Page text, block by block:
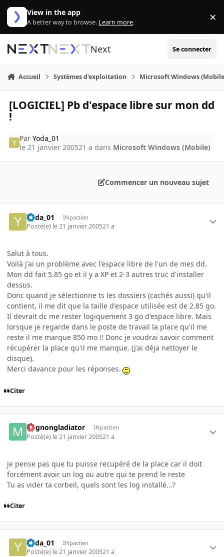
Aller au contenu
View in the app
A better way to browse. Learn more. ×
Next Se connecter
Accueil Systèmes d'exploitation Microsoft Windows
[LOGICIEL] Pb d'espace libre sur mon dd
!
ParYoda_01
le 21 janvier 200521 a dans Microsoft Windows (Mobile)
Commencer un nouveau sujet
Yoda_01 INpactien
Posté(e) le 21 janvier 200521 a
Salut à tous.
Voilà j'ai un problème avec l'espace libre de l'un de mes dd.
Mon dd fait 5.85 go et il y a XP et 2-3 autres truc d'installer
dessus.
Donc quand je sélectionne ts les dossiers (cachés aussi) qu'il
contient, il me dit que la taille d'espace utilisée est de 2.85 go.
Il devrait dc me rester logiquement 3 go d'espace libre. Mais
lorsque je regarde dans le poste de travail la place qu'il me
reste il me marque 850 mo !! Donc je voudrai savoir comment
récupérer la place qu'il me manque. (J'ai déja nettoyer le
disque).
Merci davance pour les réponses.
Citer
mignongladiator INpactien
Posté(e) le 21 janvier 200521 a
je pense pas que tu puisse recupéré de la place car il doit
forcément avoir un log ou autre qui te prend le reste
Tu as vider ta corbeil, quels sont les log installé...?
Citer
Yoda_01 INpactien
Posté(e) le 21 janvier 200521 a